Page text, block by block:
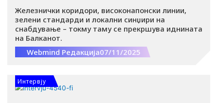
Железнички коридори, високонапонски линии,
зелени стандарди и локални синџири на
снабдување – токму таму се прекршува иднината
на Балканот.
Webmind Редакција07/11/2025
Интервју